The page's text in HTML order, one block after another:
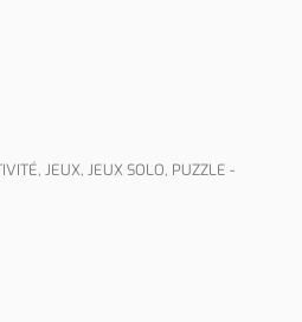
, JEUX, JEUX SOLO, PUZZLE -